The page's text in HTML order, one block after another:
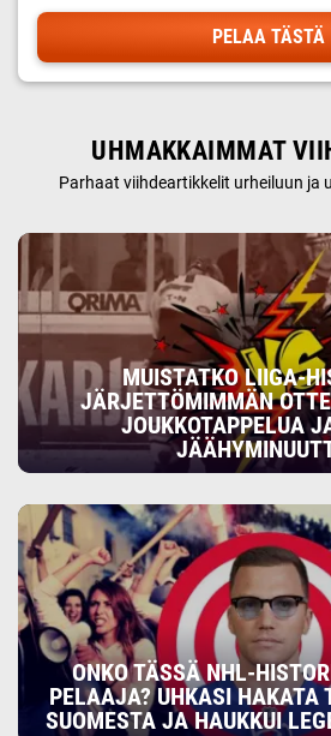
PELAA TÄSTÄ
UHMAKKAIMMAT
Parhaat viihdeartikkelit urheiluun ja
MUISTATKO LIIGA-
JÄRJETTÖMIMMÄN
JOUKKOTAPPELUA
ONKO TÄSSÄ NHL-
PELAAJA? UHKASI HAKATA
SUOMESTA JA HAUKKUI